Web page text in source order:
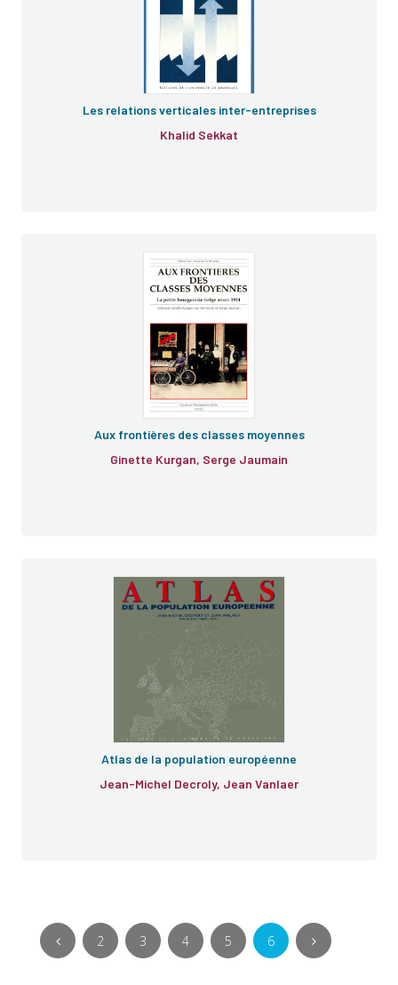
Les relations verticales inter-entreprises
Khalid Sekkat
Aux frontières des classes moyennes
Ginette Kurgan, Serge Jaumain
Atlas de la population européenne
Jean-Michel Decroly, Jean Vanlaer
2 3 4 5 6